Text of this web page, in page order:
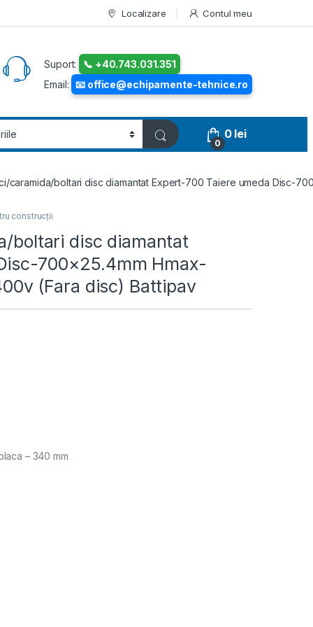
Localizare Contul meu
Suport:
📞 +40.743.031.351
Email:
📧 office@echipamente-tehnice.ro
0
0 lei
caramida/boltari disc diamantat Expert-700 Taiere umeda Disc-
construcții
boltari disc diamantat
700×25.4mm Hmax-
(Fara disc) Battipav
– 340 mm